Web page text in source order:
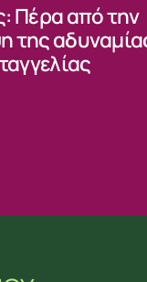
Πέρα από την
της